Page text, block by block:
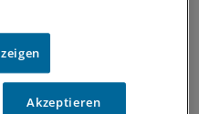
in einer Klinik in
Reihe waren daher
Teilnehmern im Saal 6
Akzeptieren